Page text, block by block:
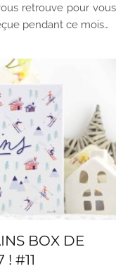
retrouve pour vous
pendant ce mois…
BOX DE
! #11